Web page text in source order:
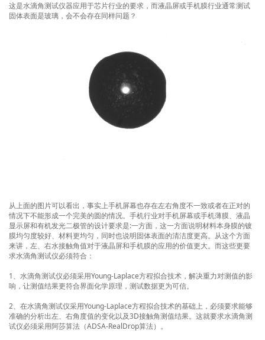
这是水滴角测试仪器应用于芯片行业的要求，而液晶屏或手机膜行业通常测试
固体表面是玻璃，会不会存在同样问题？
从上面的图片可以看出，事实上手机屏幕也存在左右角度不一致或者在正对的
情况下不能形成一个完美的圆的情况。手机行业对手机屏幕或手机薄膜、液晶
显示屏和有机发光二极管的设计要求是:一方面，这一方面说明材料本身膜的镀
膜均匀度较好、材料更均匀，同时也说明固体表面的清洁度更高。从这个方面
来讲，左、右水接触角值对于液晶屏和手机膜的应用的价值更大。而这些更要
求水滴角测试仪必须符合：
1、水滴角测试仪必须采用Young-Laplace方程拟合技术，解决重力对测值的影
响，让测值结果更符合界面化学原理，测试数据更为可信。
2、在水滴角测试仪采用Young-Laplace方程拟合技术的基础上，必须要求能够
准确的分析出左、右角度值的变化以及3D接触角测值结果。这就要求水滴角测
试仪必须采用阿莎算法（ADSA-RealDrop算法）。